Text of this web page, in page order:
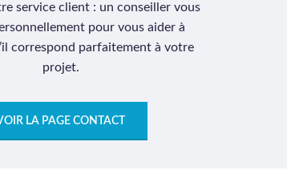
service client : un conseiller vous
pour vous aider à
correspond parfaitement à votre
projet.
LA PAGE CONTACT